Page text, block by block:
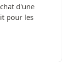
d'une
pour les